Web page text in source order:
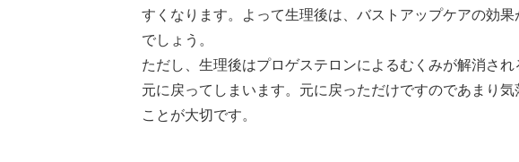
すくなります。よって生理後は、バストアップケアの効
でしょう。
ただし、生理後はプロゲステロンによるむくみが解消さ
元に戻ってしまいます。元に戻っただけですのであまり
ことが大切です。